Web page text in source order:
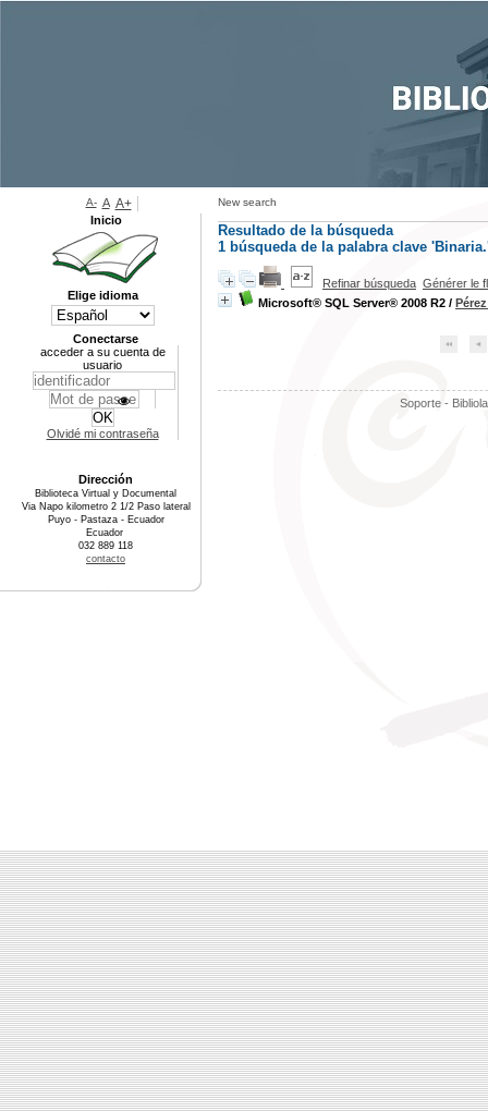
New search
Resultado de la búsqueda
1 búsqueda de la palabra clave
Refinar búsqueda Générer le
Microsoft® SQL Server® 2008 R2 /
Soporte -
A- A A+
Inicio
Elige idioma
Conectarse
acceder a su cuenta de
usuario
Olvidé mi contraseña
Dirección
Biblioteca Virtual y Documental
Via Napo kilometro 2 1/2 Paso lateral
Puyo - Pastaza - Ecuador
Ecuador
032 889 118
contacto